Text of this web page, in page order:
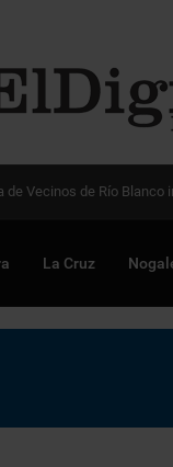
de la gestión
La Cruz